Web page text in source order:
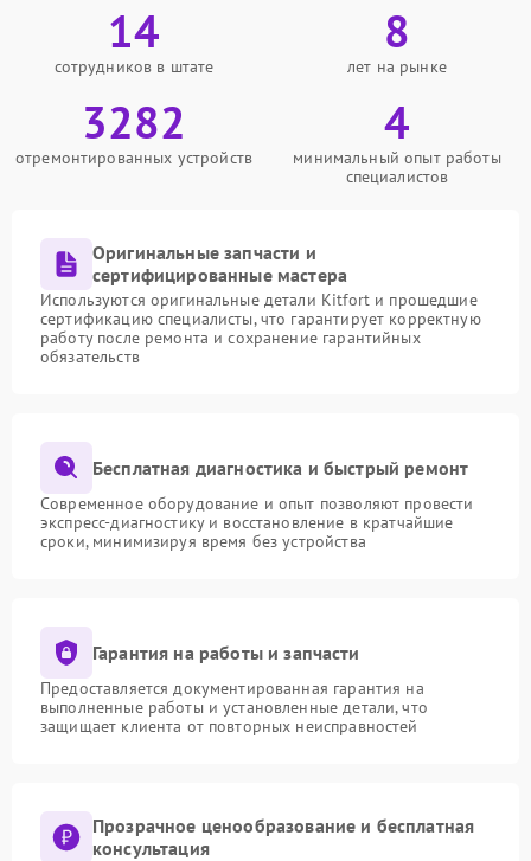
14
сотрудников в штате
8
лет на рынке
3282
отремонтированных устройств
4
минимальный опыт работы
специалистов
Оригинальные запчасти и
сертифицированные мастера
Используются оригинальные детали Kitfort и прошедшие
сертификацию специалисты, что гарантирует корректную
работу после ремонта и сохранение гарантийных
обязательств
Бесплатная диагностика и быстрый ремонт
Современное оборудование и опыт позволяют провести
экспресс-диагностику и восстановление в кратчайшие
сроки, минимизируя время без устройства
Гарантия на работы и запчасти
Предоставляется документированная гарантия на
выполненные работы и установленные детали, что
защищает клиента от повторных неисправностей
Прозрачное ценообразование и бесплатная
консультация